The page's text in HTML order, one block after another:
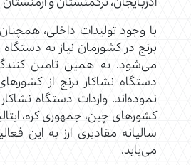
با وجود تولیدات داخلی،
برنج در کشورمان نیاز به
می‌شود. به همین تامین
دستگاه نشاکار برنج از
نموده‌اند. واردات دستگاه
کشورهای چین، جمهوری کره،
سالیانه مقادیری ارز به این
می‌یابد.